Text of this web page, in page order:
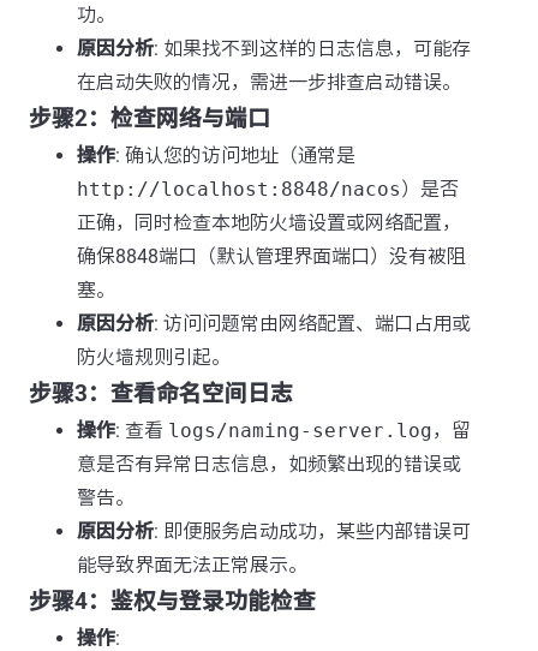
功。
原因分析: 如果找不到这样的日志信息，可能存
在启动失败的情况，需进一步排查启动错误。
步骤2：检查网络与端口
操作: 确认您的访问地址（通常是
http://localhost:8848/nacos）是否
正确，同时检查本地防火墙设置或网络配置，
确保8848端口（默认管理界面端口）没有被阻
塞。
原因分析: 访问问题常由网络配置、端口占用或
防火墙规则引起。
步骤3：查看命名空间日志
操作: 查看 logs/naming-server.log，留
意是否有异常日志信息，如频繁出现的错误或
警告。
原因分析: 即便服务启动成功，某些内部错误可
能导致界面无法正常展示。
步骤4：鉴权与登录功能检查
操作: